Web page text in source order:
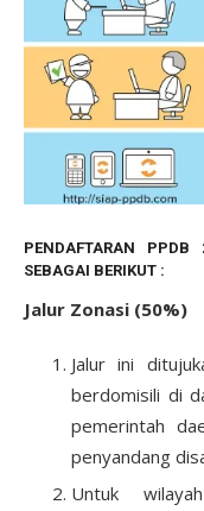
PENDAFTARAN
SEBAGAI BERIKUT :
Jalur Zonasi (50%)
Jalur ini
berdomisili di
pemerintah
penyandang
Untuk